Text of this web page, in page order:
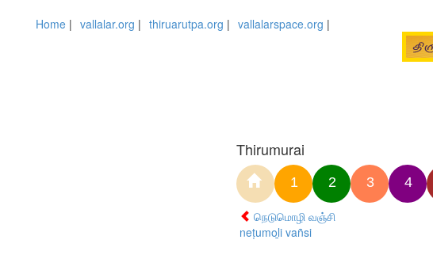
Home | vallalar.org | thiruarutpa.org | vallalarspace.org |
Thirumurai
1 2 3 4
நெடுமொழி வஞ்சி
neṭumoḻi vañsi